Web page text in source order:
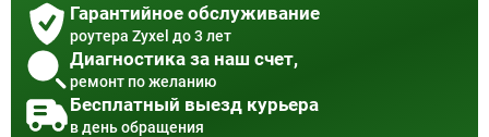
Гарантийное обслуживание
роутера Zyxel до 3 лет
Диагностика за наш счет,
ремонт по желанию
Бесплатный выезд курьера
в день обращения